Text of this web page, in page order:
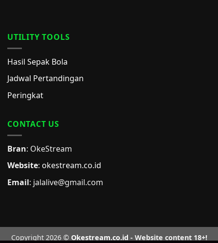
UTILITY TOOLS
Hasil Sepak Bola
Jadwal Pertandingan
Peringkat
CONTACT US
Bran: OkeStream
Website: okestream.co.id
Email: jalalive@gmail.com
Copyright 2026 © Okestream.co.id - Website content 18+!